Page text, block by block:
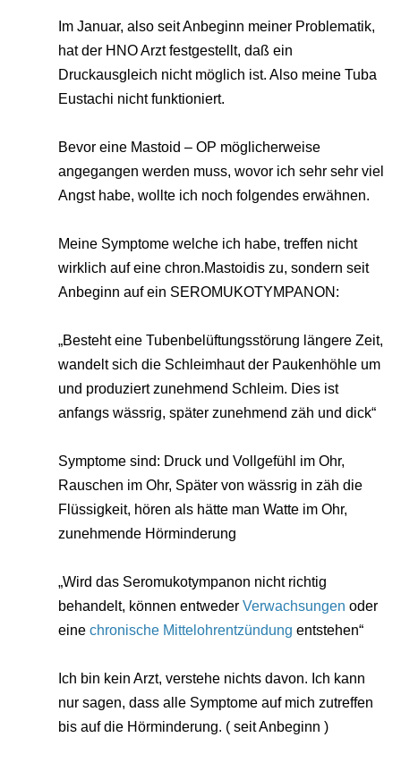
Im Januar, also seit Anbeginn meiner Problematik,
hat der HNO Arzt festgestellt, daß ein
Druckausgleich nicht möglich ist. Also meine Tuba
Eustachi nicht funktioniert.
Bevor eine Mastoid – OP möglicherweise
angegangen werden muss, wovor ich sehr sehr viel
Angst habe, wollte ich noch folgendes erwähnen.
Meine Symptome welche ich habe, treffen nicht
wirklich auf eine chron.Mastoidis zu, sondern seit
Anbeginn auf ein SEROMUKOTYMPANON:
„Besteht eine Tubenbelüftungsstörung längere Zeit,
wandelt sich die Schleimhaut der Paukenhöhle um
und produziert zunehmend Schleim. Dies ist
anfangs wässrig, später zunehmend zäh und dick“
Symptome sind: Druck und Vollgefühl im Ohr,
Rauschen im Ohr, Später von wässrig in zäh die
Flüssigkeit, hören als hätte man Watte im Ohr,
zunehmende Hörminderung
„Wird das Seromukotympanon nicht richtig
behandelt, können entweder Verwachsungen oder
eine chronische Mittelohrentzündung entstehen“
Ich bin kein Arzt, verstehe nichts davon. Ich kann
nur sagen, dass alle Symptome auf mich zutreffen
bis auf die Hörminderung. ( seit Anbeginn )